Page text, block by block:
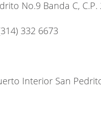
No.9 Banda C, C.P.
332 6673
Interior San